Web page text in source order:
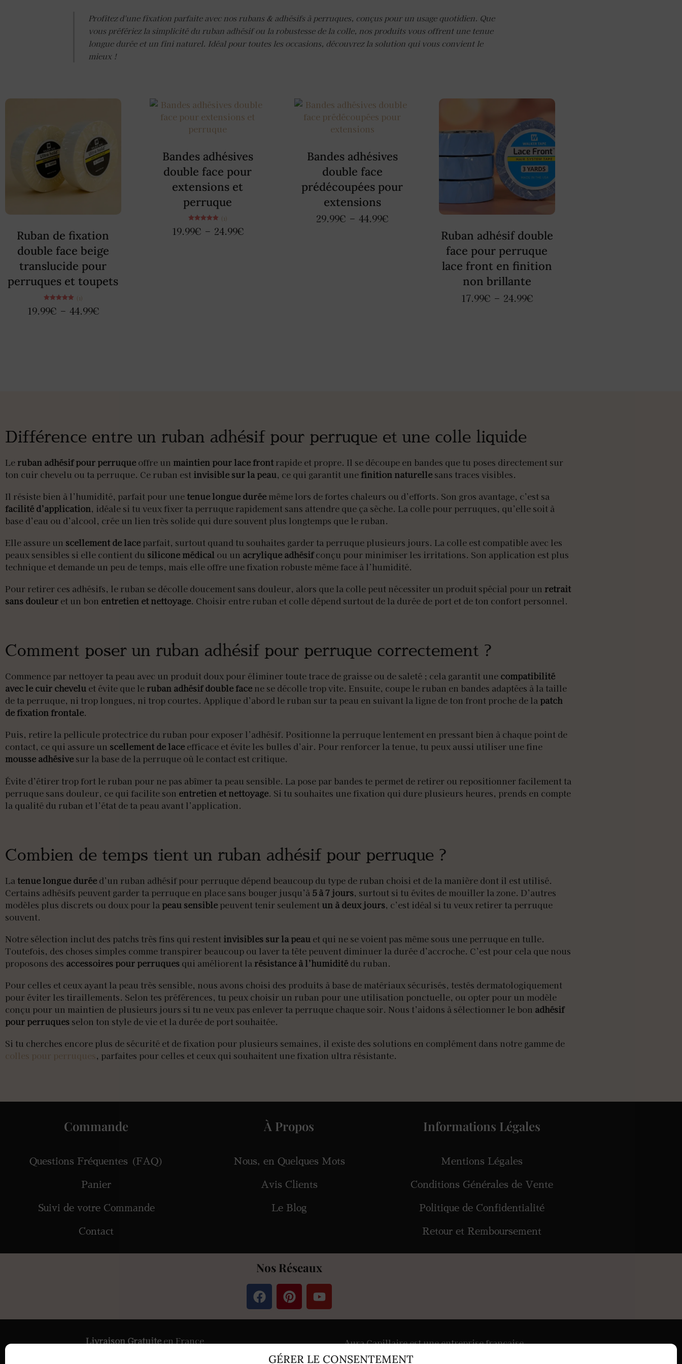
GÉRER LE CONSENTEMENT
Profitez d'une fixation parfaite avec nos rubans & adhésifs à perruques, conçus pour un usage quotidien. Que
vous préfériez la simplicité du ruban adhésif ou la robustesse de la colle, nos produits vous offrent une tenue
longue durée et un fini naturel. Idéal pour toutes les occasions, découvrez la solution qui vous convient le
mieux !
Ruban de fixation
double face beige
translucide pour
perruques et toupets
5.00
sur 5
(1)
19.99€ – 44.99€
Bandes adhésives
double face pour
extensions et
perruque
5.00
(1)
19.99€ – 24.99€
Bandes adhésives
double face
prédécoupées pour
extensions
29.99€ – 44.99€
Ruban adhésif double
face pour perruque
lace front en finition
non brillante
17.99€ – 24.99€
Différence entre un ruban adhésif pour perruque et une colle liquide
Le ruban adhésif pour perruque offre un maintien pour lace front rapide et propre. Il se découpe en bandes que tu poses directement sur
ton cuir chevelu ou ta perruque. Ce ruban est invisible sur la peau, ce qui garantit unefinition naturelle sans traces visibles.
Il résiste bien à l’humidité, parfait pour unetenue longue durée même lors de fortes chaleurs ou d’efforts. Son gros avantage, c’est sa
facilité d’application, idéale si tu veux fixer ta perruque rapidement sans attendre que ça sèche. La colle pour perruques, qu’elle soit à
base d’eau ou d’alcool, crée un lien très solide qui dure souvent plus longtemps que le ruban.
Elle assure un scellement de lace parfait, surtout quand tu souhaites garder ta perruque plusieurs jours. La colle est compatible avec les
peaux sensibles si elle contient du silicone médical ou un acrylique adhésifconçu pour minimiser les irritations. Son application est plus
technique et demande un peu de temps, mais elle offre une fixation robuste même face à l’humidité.
Pour retirer ces adhésifs, le ruban se décolle doucement sans douleur, alors que la colle peut nécessiter un produit spécial pour un retrait
sans douleur et un bon entretien et nettoyage. Choisir entre ruban et colle dépend surtout de la durée de port et de ton confort personnel.
Comment poser un ruban adhésif pour perruque correctement ?
Commence par nettoyer ta peau avec un produit doux pour éliminer toute trace de graisse ou de saleté ; cela garantit une compatibilité
avec le cuir chevelu et évite que leruban adhésif double face ne se décolle trop vite. Ensuite, coupe le ruban en bandes adaptées à la taille
de ta perruque, ni trop longues, ni trop courtes. Applique d’abord le ruban sur ta peau en suivant la ligne de ton front proche de la patch
de fixation frontale.
Puis, retire la pellicule protectrice du ruban pour exposer l’adhésif. Positionne la perruque lentement en pressant bien à chaque point de
contact, ce qui assure un scellement de lace efficace et évite les bulles d’air. Pour renforcer la tenue, tu peux aussi utiliser une fine
mousse adhésive sur la base de la perruque où le contact est critique.
Évite d’étirer trop fort le ruban pour ne pas abîmer ta peau sensible. La pose par bandes te permet de retirer ou repositionner facilement ta
perruque sans douleur, ce qui facilite son entretien et nettoyage. Si tu souhaites une fixation qui dure plusieurs heures, prends en compte
la qualité du ruban et l’état de ta peau avant l’application.
Combien de temps tient un ruban adhésif pour perruque ?
La tenue longue durée d’un ruban adhésif pour perruque dépend beaucoup du type de ruban choisi et de la manière dont il est utilisé.
Certains adhésifs peuvent garder ta perruque en place sans bouger jusqu’à 5 à 7 jours, surtout si tu évites de mouiller la zone. D’autres
modèles plus discrets ou doux pour la peau sensible peuvent tenir seulement un à deux jours, c’est idéal si tu veux retirer ta perruque
souvent.
Notre sélection inclut des patchs très fins qui restent invisibles sur la peau et qui ne se voient pas même sous une perruque en tulle.
Toutefois, des choses simples comme transpirer beaucoup ou laver ta tête peuvent diminuer la durée d’accroche. C’est pour cela que nous
proposons des accessoires pour perruques qui améliorent la résistance à l’humidité du ruban.
Pour celles et ceux ayant la peau très sensible, nous avons choisi des produits à base de matériaux sécurisés, testés dermatologiquement
pour éviter les tiraillements. Selon tes préférences, tu peux choisir un ruban pour une utilisation ponctuelle, ou opter pour un modèle
conçu pour un maintien de plusieurs jours si tu ne veux pas enlever ta perruque chaque soir. Nous t’aidons à sélectionner le bon adhésif
pour perruques selon ton style de vie et la durée de port souhaitée.
Si tu cherches encore plus de sécurité et de fixation pour plusieurs semaines, il existe des solutions en complément dans notre gamme de
colles pour perruques, parfaites pour celles et ceux qui souhaitent une fixation ultra résistante.
Commande
Questions Fréquentes (FAQ)
Panier
Suivi de votre Commande
Contact
À Propos
Nous, en Quelques Mots
Avis Clients
Le Blog
Informations Légales
Mentions Légales
Conditions Générales de Vente
Politique de Confidentialité
Retour et Remboursement
Nos Réseaux
Livraison Gratuiteen France
Aura Capillaire est une entreprise française
Siège en Île-de-France